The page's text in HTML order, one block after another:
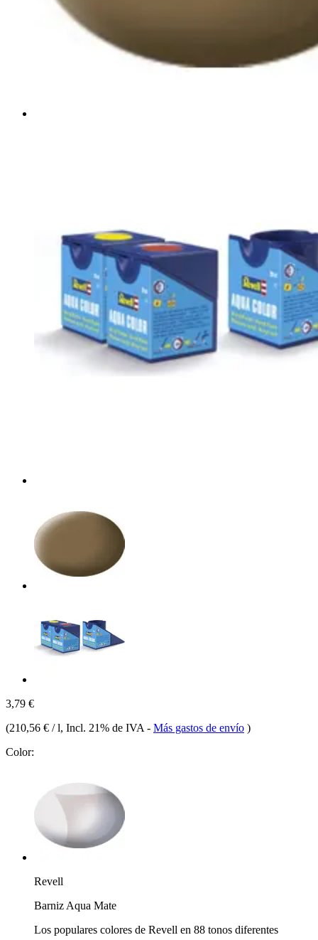
3,79 €
(210,56 € / l, Incl. 21% de IVA - Más gastos de envío )
Color:
Revell
Barniz Aqua Mate
Los populares colores de Revell en 88 tonos diferentes